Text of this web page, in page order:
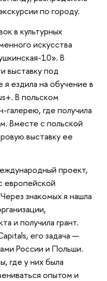
по городу.
в культурных
искусства
10». В
выставку под
я ездила на обучение в
В польском
галерею, где получила
Вместе с польской
выставку ее
проект,
европейской
знакомых я нашла
и получила грант.
его задача —
России и Польши.
где у них была
опытом и